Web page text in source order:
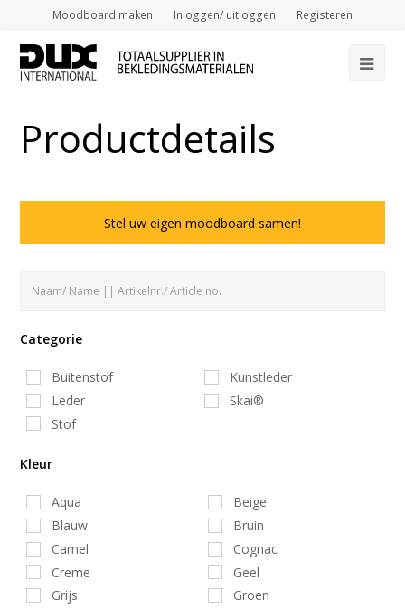
Moodboard maken Inloggen/ uitloggen Registeren
Productdetails
Stel uw eigen moodboard samen!
Categorie
Buitenstof
Kunstleder
Leder
Skai®
Stof
Kleur
Aqua
Beige
Blauw
Bruin
Camel
Cognac
Creme
Geel
Grijs
Groen